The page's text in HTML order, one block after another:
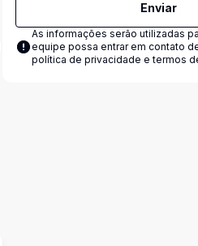
Enviar
As informações serão utilizadas
equipe possa entrar em contato
política de privacidade e termos